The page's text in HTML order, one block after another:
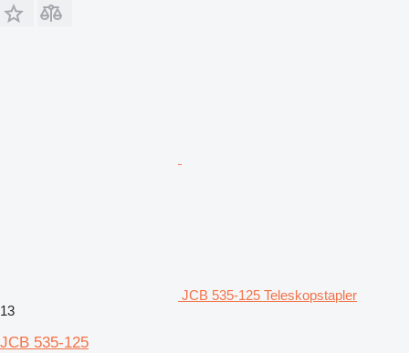
JCB 535-125 Teleskopstapler
13
JCB 535-125